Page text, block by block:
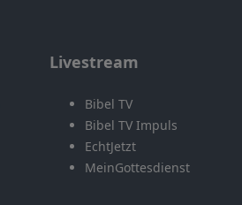
Livestream
Bibel TV
Bibel TV Impuls
EchtJetzt
MeinGottesdienst